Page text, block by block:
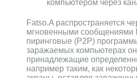
компьютером через
Fatso.A распространяется
мгновенными сообщениями
пиринговые (P2P)
заражаемых компьютерах
принадлежащие
например таким, как